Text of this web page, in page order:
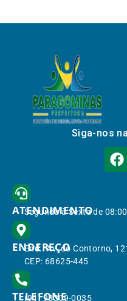
Siga-nos
ATENDIMENTO
Segunda à Sexta de
ENDEREÇO
End.: Av. do Contorno,
CEP: 68625-445
TELEFONE
(91) 98309-0035